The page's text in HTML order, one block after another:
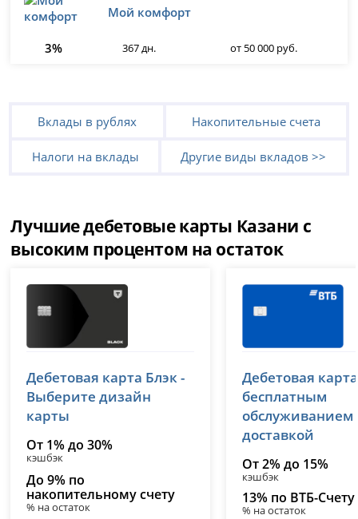
Мой комфорт
3% 367 дн. от 50 000 руб.
Вклады в рублях Накопительные счета
Налоги на вклады Другие виды вкладов >>
Лучшие дебетовые карты Казани с
высоким процентом на остаток
лицензия № 2673
Дебетовая карта Блэк -
Выберите дизайн
карты
От 1% до 30%
кэшбэк
До 9% по
накопительному счету
% на остаток
лицензия № 1000
Дебетовая
бесплатным
обслуживанием
доставкой
От 2% до 15%
кэшбэк
13% по ВТБ-Счету
% на остаток